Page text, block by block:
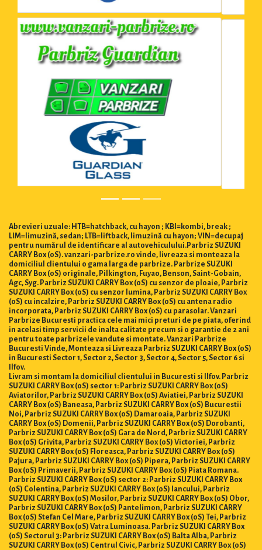
Abrevieri uzuale: HTB=hatchback, cu hayon ; KBI=kombi, break ;
LIM=limuzină, sedan; LTB=liftback, limuzină cu hayon; VIN=decupaj
pentru numărul de identificare al autovehiculului.Parbriz SUZUKI
CARRY Box (0S). vanzari-parbrize.ro vinde, livreaza si monteaza la
domiciliul clientului o gama larga de parbrize. Parbrize SUZUKI
CARRY Box (0S) originale, Pilkington, Fuyao, Benson, Saint-Gobain,
Agc, Syg. Parbriz SUZUKI CARRY Box (0S) cu senzor de ploaie, Parbriz
SUZUKI CARRY Box (0S) cu senzor lumina, Parbriz SUZUKI CARRY Box
(0S) cu incalzire, Parbriz SUZUKI CARRY Box (0S) cu antena radio
incorporata, Parbriz SUZUKI CARRY Box (0S) cu parasolar. Vanzari
Parbrize Bucuresti practica cele mai mici preturi de pe piata, oferind
in acelasi timp servicii de inalta calitate precum si o garantie de 2 ani
pentru toate parbrizele vandute si montate. Vanzari Parbrize
Bucuresti Vinde, Monteaza si Livreaza Parbriz SUZUKI CARRY Box (0S)
in Bucuresti Sector 1, Sector 2, Sector 3, Sector 4, Sector 5, Sector 6 si
Ilfov.
Livram si montam la domiciliul clientului in Bucuresti si Ilfov. Parbriz
SUZUKI CARRY Box (0S) sector 1: Parbriz SUZUKI CARRY Box (0S)
Aviatorilor, Parbriz SUZUKI CARRY Box (0S) Aviatiei, Parbriz SUZUKI
CARRY Box (0S) Baneasa, Parbriz SUZUKI CARRY Box (0S) Bucurestii
Noi, Parbriz SUZUKI CARRY Box (0S) Damaroaia, Parbriz SUZUKI
CARRY Box (0S) Domenii, Parbriz SUZUKI CARRY Box (0S) Dorobanti,
Parbriz SUZUKI CARRY Box (0S) Gara de Nord, Parbriz SUZUKI CARRY
Box (0S) Grivita, Parbriz SUZUKI CARRY Box (0S) Victoriei, Parbriz
SUZUKI CARRY Box (0S) Floreasca, Parbriz SUZUKI CARRY Box (0S)
Pajura, Parbriz SUZUKI CARRY Box (0S) Pipera, Parbriz SUZUKI CARRY
Box (0S) Primaverii, Parbriz SUZUKI CARRY Box (0S) Piata Romana.
Parbriz SUZUKI CARRY Box (0S) sector 2: Parbriz SUZUKI CARRY Box
(0S) Colentina, Parbriz SUZUKI CARRY Box (0S) Iancului, Parbriz
SUZUKI CARRY Box (0S) Mosilor, Parbriz SUZUKI CARRY Box (0S) Obor,
Parbriz SUZUKI CARRY Box (0S) Pantelimon, Parbriz SUZUKI CARRY
Box (0S) Stefan Cel Mare, Parbriz SUZUKI CARRY Box (0S) Tei, Parbriz
SUZUKI CARRY Box (0S) Vatra Luminoasa. Parbriz SUZUKI CARRY Box
(0S) Sectorul 3: Parbriz SUZUKI CARRY Box (0S) Balta Alba, Parbriz
SUZUKI CARRY Box (0S) Centrul Civic, Parbriz SUZUKI CARRY Box (0S)